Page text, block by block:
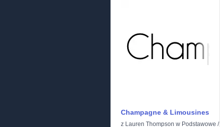
Champagne & Limousines
z Lauren Thompson w Podstawowe /